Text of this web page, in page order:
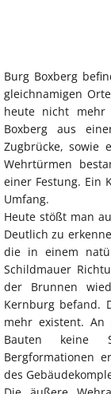
Burg Boxberg
gleichnamigen
heute nicht mehr
Boxberg aus
Zugbrücke, sowie
Wehrtürmen
einer Festung. Ein
Umfang.
Heute stößt man
Deutlich zu
die in einem
Schildmauer
der Brunnen
Kernburg befand.
mehr existent.
Bauten keine
Bergformationen
des